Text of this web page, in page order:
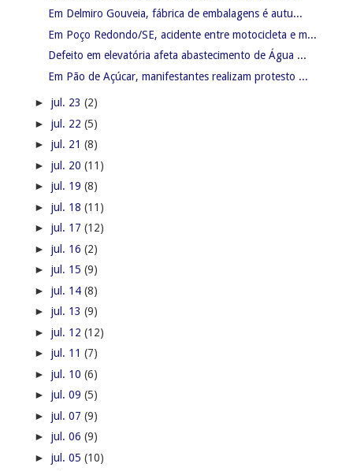
Em Delmiro Gouveia, fábrica de embalagens é autu...
Em Poço Redondo/SE, acidente entre motocicleta e m...
Defeito em elevatória afeta abastecimento de Água ...
Em Pão de Açúcar, manifestantes realizam protesto ...
► jul. 23 (2)
► jul. 22 (5)
► jul. 21 (8)
► jul. 20 (11)
► jul. 19 (8)
► jul. 18 (11)
► jul. 17 (12)
► jul. 16 (2)
► jul. 15 (9)
► jul. 14 (8)
► jul. 13 (9)
► jul. 12 (12)
► jul. 11 (7)
► jul. 10 (6)
► jul. 09 (5)
► jul. 07 (9)
► jul. 06 (9)
► jul. 05 (10)